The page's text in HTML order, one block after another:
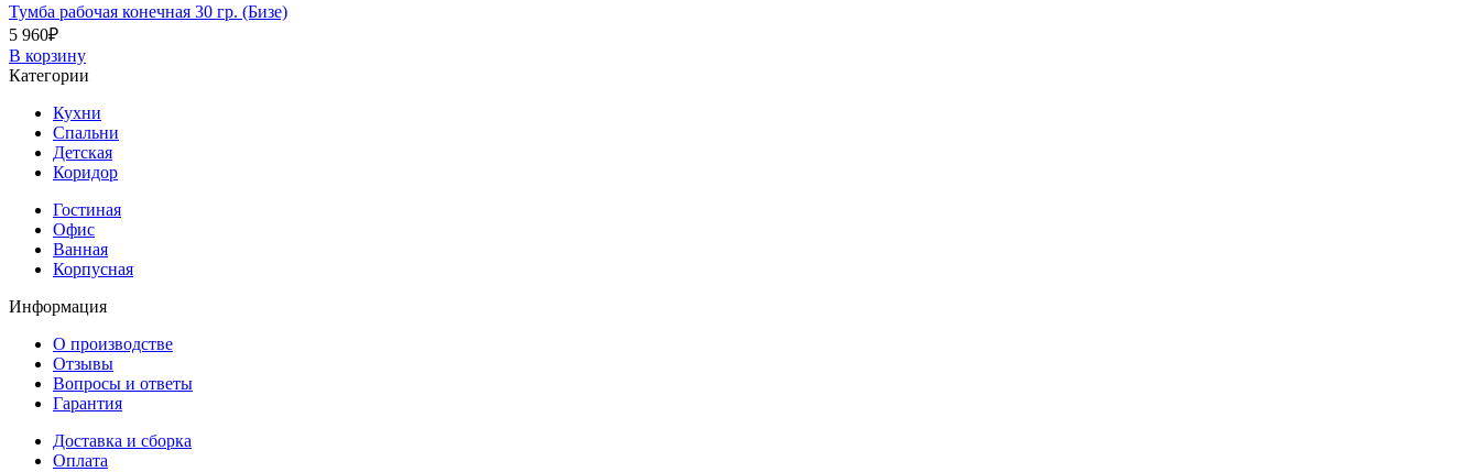
Тумба рабочая конечная 30 гр. (Бизе)
5 960₽
В корзину
Категории
Кухни
Спальни
Детская
Коридор
Гостиная
Офис
Ванная
Корпусная
Информация
О производстве
Отзывы
Вопросы и ответы
Гарантия
Доставка и сборка
Оплата